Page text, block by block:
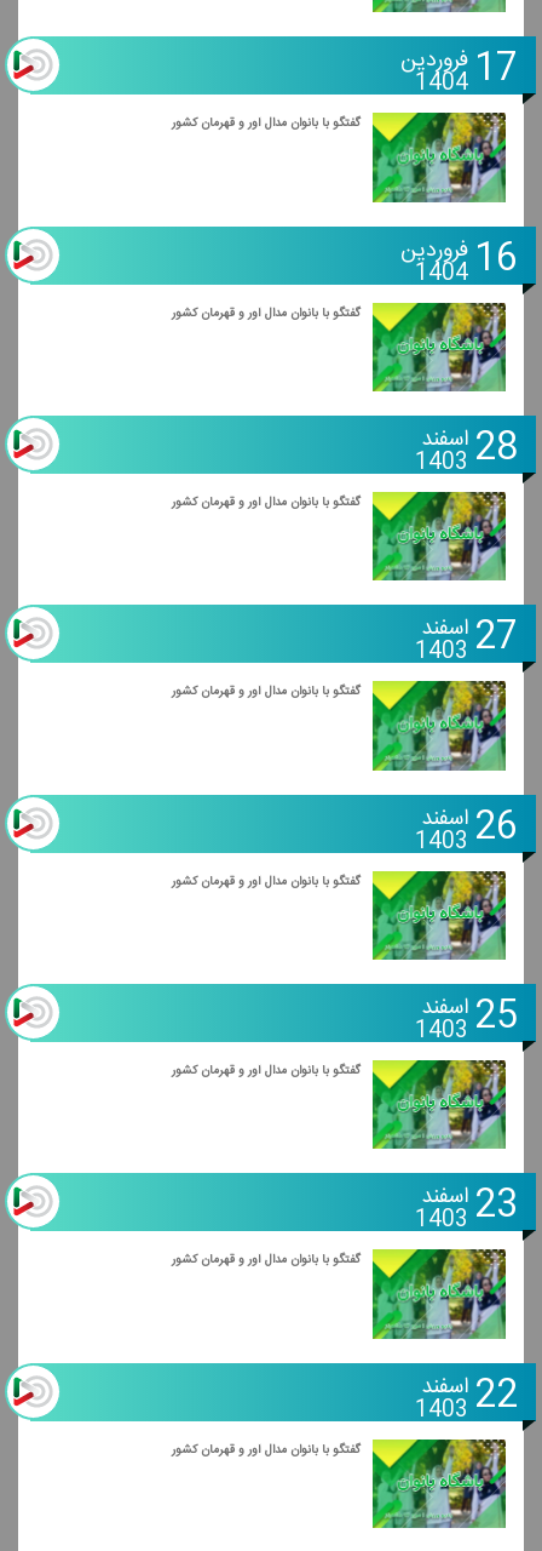
17 فروردین
1404
گفتگو با بانوان مدال آور و قهرمان كشور
16 فروردین
1404
گفتگو با بانوان مدال آور و قهرمان كشور
28 اسفند
1403
گفتگو با بانوان مدال آور و قهرمان كشور
27 اسفند
1403
گفتگو با بانوان مدال آور و قهرمان كشور
26 اسفند
1403
گفتگو با بانوان مدال آور و قهرمان كشور
25 اسفند
1403
گفتگو با بانوان مدال آور و قهرمان كشور
23 اسفند
1403
گفتگو با بانوان مدال آور و قهرمان كشور
22 اسفند
1403
گفتگو با بانوان مدال آور و قهرمان كشور